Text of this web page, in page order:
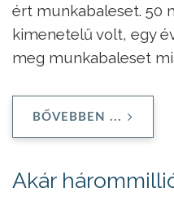
ért munkabaleset. 50
kimenetelű volt, egy
meg munkabaleset
BŐVEBBEN ...
Akár